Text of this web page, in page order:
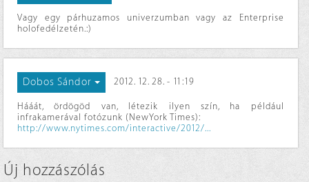
Vagy egy párhuzamos univerzumban vagy az Enterprise
holofedélzetén.:)
Dobos Sándor 2012. 12. 28. - 11:19
Hááát, ördögöd van, létezik ilyen szín, ha például
infrakamerával fotózunk (NewYork Times):
http://www.nytimes.com/interactive/2012/...
Új hozzászólás